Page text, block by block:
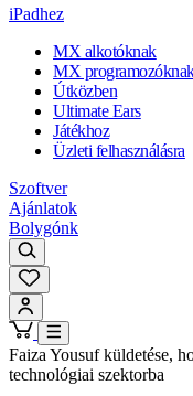
iPadhez
MX alkotóknak
MX
Útközben
Ultimate Ears
Játékhoz
Üzleti felhasználásra
Szoftver
Ajánlatok
Bolygónk
Faiza Yousuf küldetése,
technológiai szektorba